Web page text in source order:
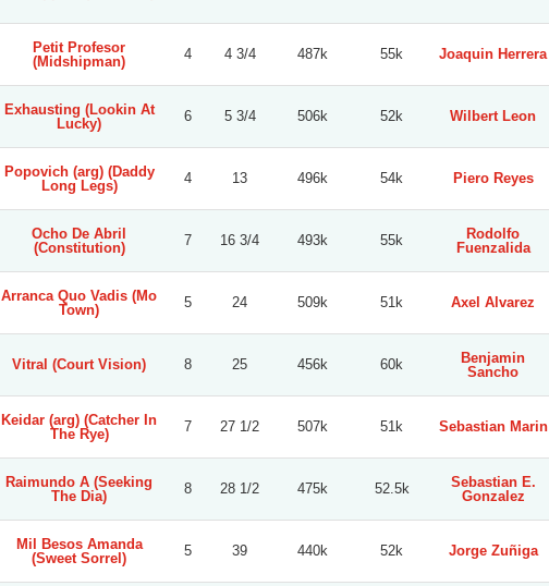
Petit Profesor
(Midshipman)
4 4 3/4 487k 55k Joaquin Herrera
Exhausting (Lookin At
Lucky)
6 5 3/4 506k 52k Wilbert Leon
Popovich (arg) (Daddy
Long Legs)
4 13 496k 54k Piero Reyes
Ocho De Abril
(Constitution)
7 16 3/4 493k 55k
Rodolfo
Fuenzalida
Arranca Quo Vadis (Mo
Town)
5 24 509k 51k Axel Alvarez
Vitral (Court Vision) 8 25 456k 60k
Benjamin
Sancho
Keidar (arg) (Catcher In
The Rye)
7 27 1/2 507k 51k Sebastian Marin
Raimundo A (Seeking
The Dia)
8 28 1/2 475k 52.5k
Sebastian E.
Gonzalez
Mil Besos Amanda
(Sweet Sorrel)
5 39 440k 52k Jorge Zuñiga